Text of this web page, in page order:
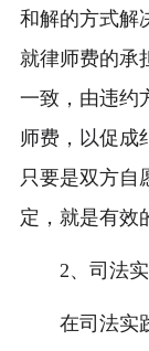
和解的方式解
就律师费的承
一致，由违约
师费，以促成
只要是双方自
定，就是有效
2、司法
在司法实